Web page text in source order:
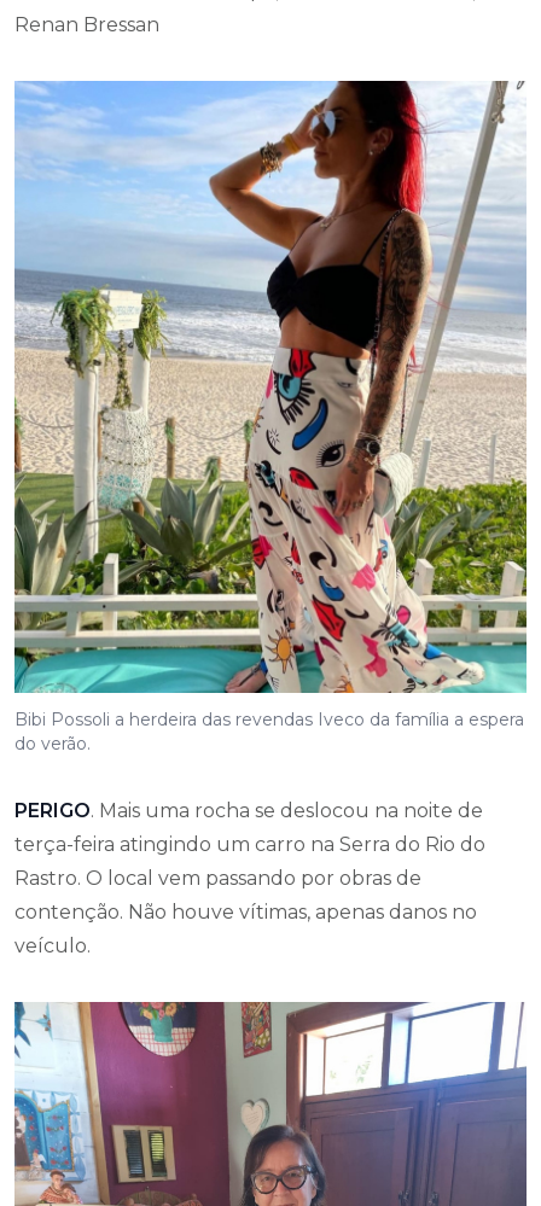
Renan Bressan
Bibi Possoli a herdeira das revendas Iveco da família a espera
do verão.
PERIGO. Mais uma rocha se deslocou na noite de
terça-feira atingindo um carro na Serra do Rio do
Rastro. O local vem passando por obras de
contenção. Não houve vítimas, apenas danos no
veículo.